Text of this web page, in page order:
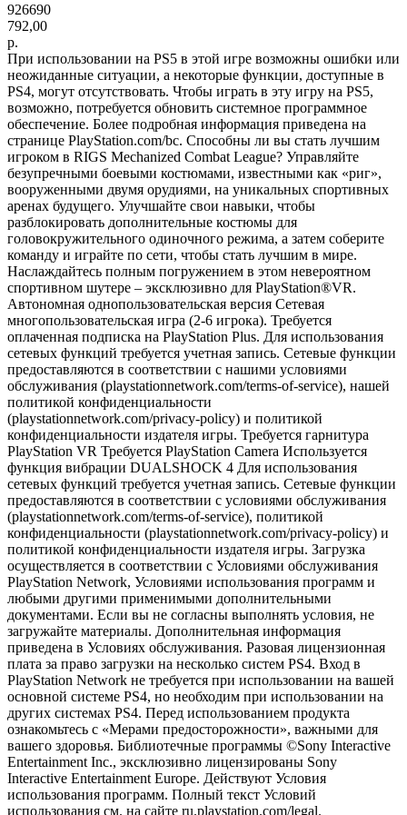
926690
792,00
р.
При использовании на PS5 в этой игре возможны ошибки или
неожиданные ситуации, а некоторые функции, доступные в
PS4, могут отсутствовать. Чтобы играть в эту игру на PS5,
возможно, потребуется обновить системное программное
обеспечение. Более подробная информация приведена на
странице PlayStation.com/bc. Способны ли вы стать лучшим
игроком в RIGS Mechanized Combat League? Управляйте
безупречными боевыми костюмами, известными как «риг»,
вооруженными двумя орудиями, на уникальных спортивных
аренах будущего. Улучшайте свои навыки, чтобы
разблокировать дополнительные костюмы для
головокружительного одиночного режима, а затем соберите
команду и играйте по сети, чтобы стать лучшим в мире.
Наслаждайтесь полным погружением в этом невероятном
спортивном шутере – эксклюзивно для PlayStation®VR.
Автономная однопользовательская версия Сетевая
многопользовательская игра (2-6 игрока). Требуется
оплаченная подписка на PlayStation Plus. Для использования
сетевых функций требуется учетная запись. Сетевые функции
предоставляются в соответствии с нашими условиями
обслуживания (playstationnetwork.com/terms-of-service), нашей
политикой конфиденциальности
(playstationnetwork.com/privacy-policy) и политикой
конфиденциальности издателя игры. Требуется гарнитура
PlayStation VR Требуется PlayStation Camera Используется
функция вибрации DUALSHOCK 4 Для использования
сетевых функций требуется учетная запись. Сетевые функции
предоставляются в соответствии с условиями обслуживания
(playstationnetwork.com/terms-of-service), политикой
конфиденциальности (playstationnetwork.com/privacy-policy) и
политикой конфиденциальности издателя игры. Загрузка
осуществляется в соответствии с Условиями обслуживания
PlayStation Network, Условиями использования программ и
любыми другими применимыми дополнительными
документами. Если вы не согласны выполнять условия, не
загружайте материалы. Дополнительная информация
приведена в Условиях обслуживания. Разовая лицензионная
плата за право загрузки на несколько систем PS4. Вход в
PlayStation Network не требуется при использовании на вашей
основной системе PS4, но необходим при использовании на
других системах PS4. Перед использованием продукта
ознакомьтесь с «Мерами предосторожности», важными для
вашего здоровья. Библиотечные программы ©Sony Interactive
Entertainment Inc., эксклюзивно лицензированы Sony
Interactive Entertainment Europe. Действуют Условия
использования программ. Полный текст Условий
использования см. на сайте ru.playstation.com/legal.